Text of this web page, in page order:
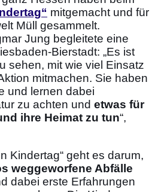
mitgemacht und für
Müll gesammelt.
Jung begleitete eine
Bierstadt: „Es ist
sehen, mit wie viel Einsatz
mitmachen. Sie haben
und lernen dabei
zu achten und etwas für
ihre Heimat zu tun“,
Kindertag“ geht es darum,
weggeworfene Abfälle
dabei erste Erfahrungen